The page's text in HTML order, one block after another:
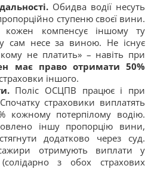
Обидва водії несуть
ступеню своєї вини.
кожен компенсує іншому ту
сам несе за виною. Не існує
не платить» – навіть при
має право отримати 50%
іншого.
Поліс ОСЦПВ працює і при
страховики виплатять
кожному потерпілому водію​.
іншу пропорцію вини,
додатково через суд.
отримують виплати у
з обох страхових